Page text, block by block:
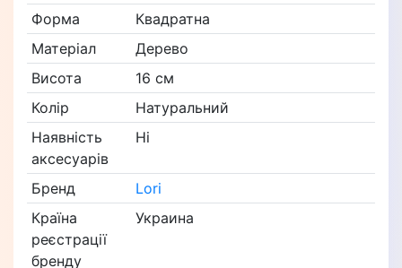
Форма
Квадратна
Матеріал
Дерево
Висота
16 см
Колір
Натуральний
Наявність
аксесуарів
Ні
Бренд
Lori
Країна
реєстрації
бренду
Украина